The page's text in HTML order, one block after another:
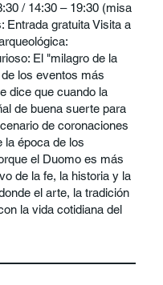
/ 14:30 – 19:30 (misa
Entrada gratuita Visita a
El "milagro de la
los eventos más
dice que cuando la
de buena suerte para
de coronaciones
la época de los
el Duomo es más
de la fe, la historia y la
el arte, la tradición
la vida cotidiana del